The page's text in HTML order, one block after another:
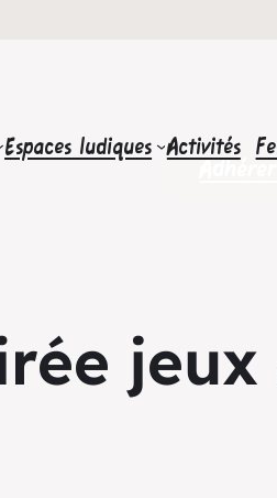
Espaces ludiques Activités